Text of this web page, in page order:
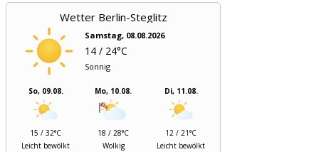
Wetter Berlin-Steglitz
Samstag, 08.08.2026
14 / 24°C
Sonnig
So, 09.08.
15 / 32°C
Leicht bewölkt
Mo, 10.08.
18 / 28°C
Wolkig
Di, 11.08.
12 / 21°C
Leicht bewölkt